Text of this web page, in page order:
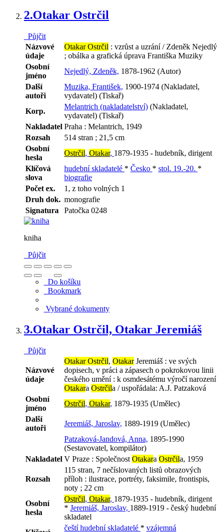
2.Otakar Ostrčil
Půjčit
Názvové
údaje
Otakar Ostrčil : vzrůst a uzrání / Zdeněk Nejedlý
; obálka a grafická úprava Františka Muziky
Osobní
jméno
Nejedlý, Zdeněk, 1878-1962 (Autor)
Další
autoři
Muzika, František, 1900-1974 (Nakladatel,
vydavatel) (Tiskař)
Korp.
Melantrich (nakladatelství) (Nakladatel,
vydavatel) (Tiskař)
Nakladatel Praha : Melantrich, 1949
Rozsah
514 stran ; 21,5 cm
Osobní
hesla
Ostrčil, Otakar, 1879-1935 - hudebník, dirigent
Klíčová
slova
hudební skladatelé * Česko * stol. 19.-20. *
biografie
Počet ex.
1, z toho volných 1
Druh dok. monografie
Signatura
Patočka 0248
kniha
Půjčit
Do košíku
Bookmark
Vybrané dokumenty
3.Otakar Ostrčil, Otakar Jeremiáš
Půjčit
Názvové
údaje
Otakar Ostrčil, OtakarJeremiáš : ve svých
dopisech, v práci a zápasech o pokrokovou linii
českého umění : k osmdesátému výročí narození
Otakara Ostrčila / uspořádala: A.J. Patzaková
Osobní
jméno
Ostrčil, Otakar, 1879-1935 (Umělec)
Další
autoři
Jeremiáš, Jaroslav, 1889-1919 (Umělec)
Patzaková-Jandová, Anna, 1895-1990
(Sestavovatel, kompilátor)
Nakladatel V Praze : Společnost Otakara Ostrčila, 1959
Rozsah
115 stran, 7 nečíslovaných listů obrazových
příloh : ilustrace, portréty, faksimile, frontispis,
noty ; 22 cm
Osobní
hesla
Ostrčil, Otakar, 1879-1935 - hudebník, dirigent
* Jeremiáš, Jaroslav, 1889-1919 - český hudební
skladatel
čeští hudební skladatelé * vzájemná